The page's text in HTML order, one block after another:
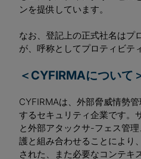
ンを提供しています。
なお、登記上の正式社名はプ
が、呼称としてプロティビテ
＜CYFIRMAについて
CYFIRMAは、外部脅威情勢
するセキュリティ企業です。
と外部アタックサ-フェス管
護と組み合わせることにより
された、また必要なコンテキ